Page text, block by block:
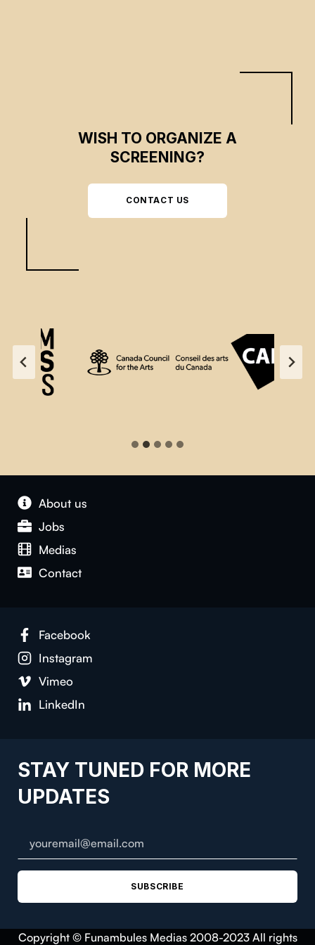
WISH TO ORGANIZE A
SCREENING?
CONTACT US
About us
Jobs
Medias
Contact
Facebook
Instagram
Vimeo
LinkedIn
STAY TUNED FOR MORE
UPDATES
SUBSCRIBE
Copyright © Funambules Medias 2008-2023 All rights